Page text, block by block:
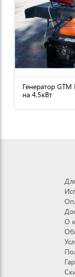
Генератор GTM
на 4,5кВт
О